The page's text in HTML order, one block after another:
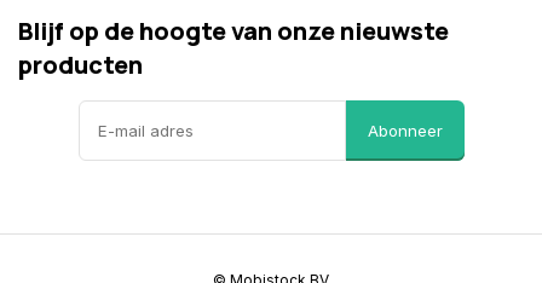
Blijf op de hoogte van onze nieuwste
producten
Abonneer